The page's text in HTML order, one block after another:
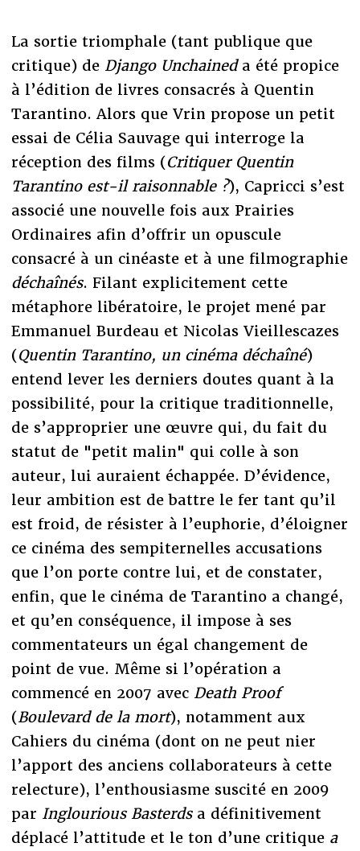
La sortie triomphale (tant publique que
critique) de Django Unchaineda été propice
à l’édition de livres consacrés à Quentin
Tarantino. Alors que Vrin propose un petit
essai de Célia Sauvage qui interroge la
réception des films (Critiquer Quentin
Tarantino est-il raisonnable ?), Capricci s’est
associé une nouvelle fois aux Prairies
Ordinaires afin d’offrir un opuscule
consacré à un cinéaste et à une filmographie
déchaînés. Filant explicitement cette
métaphore libératoire, le projet mené par
Emmanuel Burdeau et Nicolas Vieillescazes
(Quentin Tarantino, un cinéma déchaîné)
entend lever les derniers doutes quant à la
possibilité, pour la critique traditionnelle,
de s’approprier une œuvre qui, du fait du
statut de "petit malin" qui colle à son
auteur, lui auraient échappée. D’évidence,
leur ambition est de battre le fer tant qu’il
est froid, de résister à l’euphorie, d’éloigner
ce cinéma des sempiternelles accusations
que l’on porte contre lui, et de constater,
enfin, que le cinéma de Tarantino a changé,
et qu’en conséquence, il impose à ses
commentateurs un égal changement de
point de vue. Même si l’opération a
commencé en 2007 avec Death Proof
(Boulevard de la mort), notamment aux
Cahiers du cinéma (dont on ne peut nier
l’apport des anciens collaborateurs à cette
relecture), l’enthousiasme suscité en 2009
par Inglourious Basterdsa définitivement
déplacé l’attitude et le ton d’une critique a